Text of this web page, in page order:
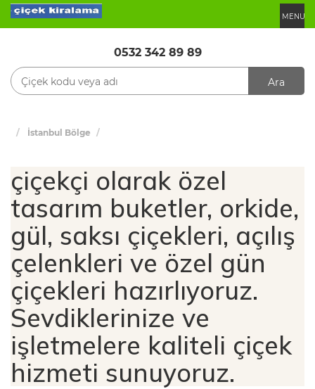
MENU
0532 342 89 89
Ara
İstanbul Bölge
çiçekçi olarak özel
tasarım buketler, orkide,
gül, saksı çiçekleri, açılış
çelenkleri ve özel gün
çiçekleri hazırlıyoruz.
Sevdiklerinize ve
işletmelere kaliteli çiçek
hizmeti sunuyoruz.